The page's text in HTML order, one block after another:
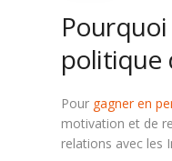
politique
Pour gagner en
motivation et de
relations avec les